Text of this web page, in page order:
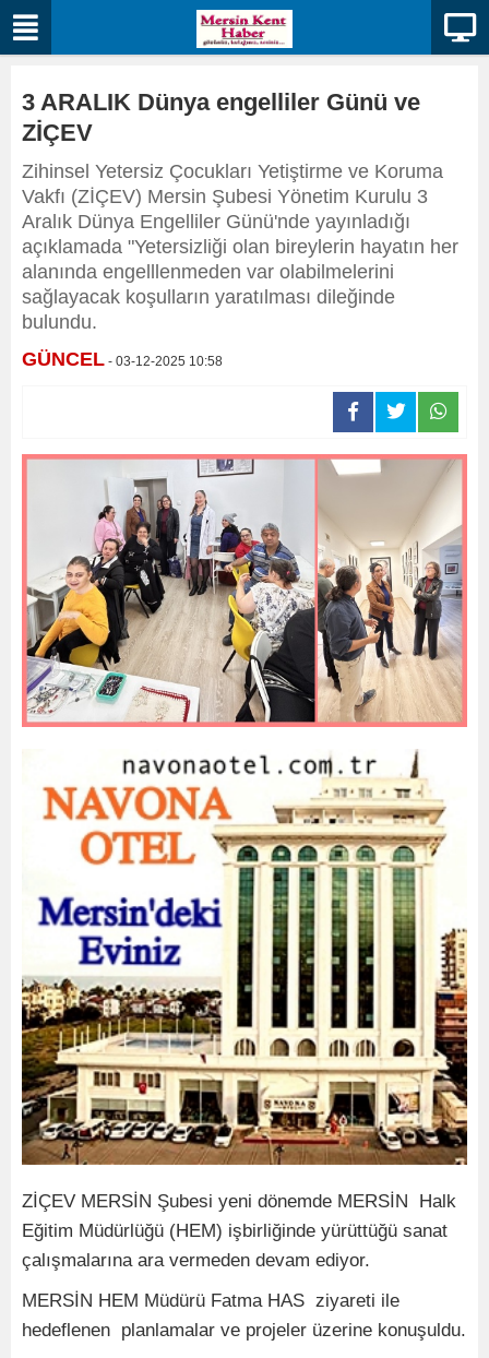
3 ARALIK Dünya engelliler Günü ve
ZİÇEV
Zihinsel Yetersiz Çocukları Yetiştirme ve Koruma
Vakfı (ZİÇEV) Mersin Şubesi Yönetim Kurulu 3
Aralık Dünya Engelliler Günü'nde yayınladığı
açıklamada "Yetersizliği olan bireylerin hayatın her
alanında engelllenmeden var olabilmelerini
sağlayacak koşulların yaratılması dileğinde
bulundu.
GÜNCEL - 03-12-2025 10:58
ZİÇEV MERSİN Şubesi yeni dönemde MERSİN Halk
Eğitim Müdürlüğü (HEM) işbirliğinde yürüttüğü sanat
çalışmalarına ara vermeden devam ediyor.
MERSİN HEM Müdürü Fatma HAS ziyareti ile
hedeflenen planlamalar ve projeler üzerine konuşuldu.